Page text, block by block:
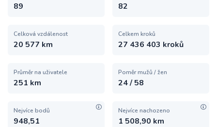
89 82
Celková vzdálenost
20 577 km
Celkem kroků
27 436 403 kroků
Průměr na uživatele
251 km
Poměr mužů / žen
24 / 58
Nejvíce bodů
948,51
Nejvíce nachozeno
1 508,90 km